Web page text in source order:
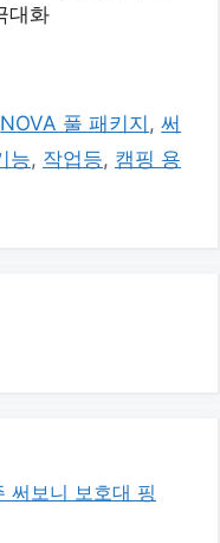
대화
NOVA 풀 패키지 ,써
능, 작업등, 캠핑 용
써보니 보호대 핑